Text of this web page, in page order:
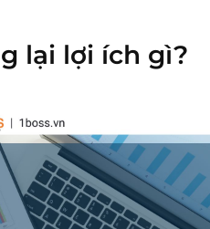
lại lợi ích gì?